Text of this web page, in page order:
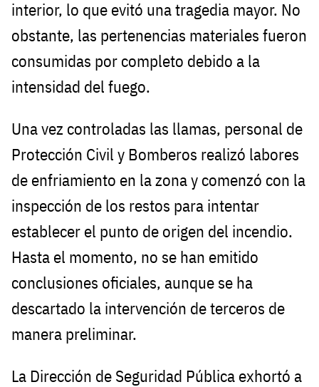
interior, lo que evitó una tragedia mayor. No
obstante, las pertenencias materiales fueron
consumidas por completo debido a la
intensidad del fuego.
Una vez controladas las llamas, personal de
Protección Civil y Bomberos realizó labores
de enfriamiento en la zona y comenzó con la
inspección de los restos para intentar
establecer el punto de origen del incendio.
Hasta el momento, no se han emitido
conclusiones oficiales, aunque se ha
descartado la intervención de terceros de
manera preliminar.
La Dirección de Seguridad Pública exhortó a